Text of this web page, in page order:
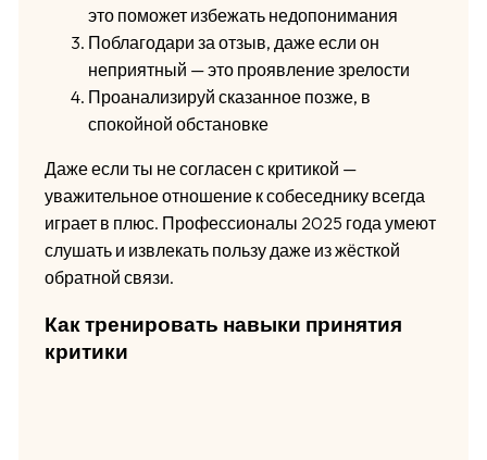
это поможет избежать недопонимания
Поблагодари за отзыв, даже если он
неприятный — это проявление зрелости
Проанализируй сказанное позже, в
спокойной обстановке
Даже если ты не согласен с критикой —
уважительное отношение к собеседнику всегда
играет в плюс. Профессионалы 2025 года умеют
слушать и извлекать пользу даже из жёсткой
обратной связи.
Как тренировать навыки принятия
критики